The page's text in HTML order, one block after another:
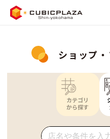
ショップ
カテゴリ
から探す